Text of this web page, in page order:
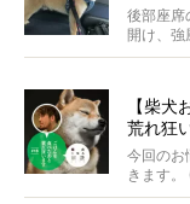
後部座席
開け、
じが...
【柴
荒れ狂
リ回答
今回のお
きます
に...